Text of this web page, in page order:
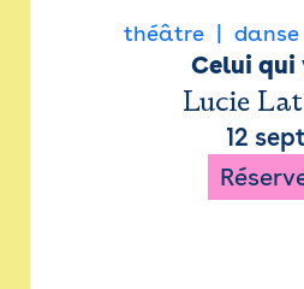
théâtre danse
Celui qui
Lucie
12